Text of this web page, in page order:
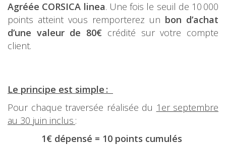
Agréée CORSICA linea. Une fois le seuil de 10 000
points atteint vous remporterez un bon d’achat
d’une valeur de 80€ crédité sur votre compte
client.
Le principe est simple :
Pour chaque traversée réalisée du 1er septembre
au 30 juin inclus :
1€ dépensé = 10 points cumulés